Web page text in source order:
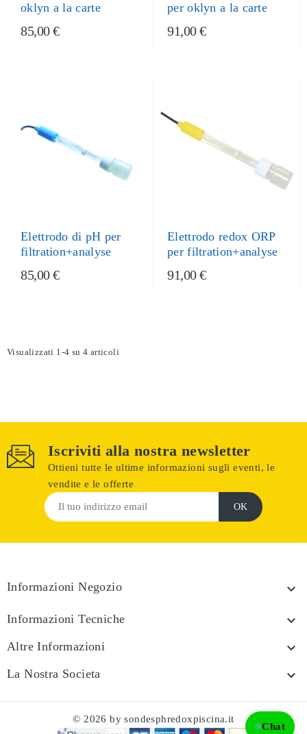
oklyn a la carte
85,00 €
per oklyn a la carte
91,00 €
Elettrodo di pH per
filtration+analyse
85,00 €
Elettrodo redox ORP
per filtration+analyse
91,00 €
Visualizzati 1-4 su 4 articoli
Iscriviti alla nostra newsletter
Ottieni tutte le ultime informazioni sugli eventi, le
vendite e le offerte
Informazioni Negozio 
Informazioni Tecniche 
Altre Informazioni 
La Nostra Societa 
Chat
© 2026 by sondesphredoxpiscina.it